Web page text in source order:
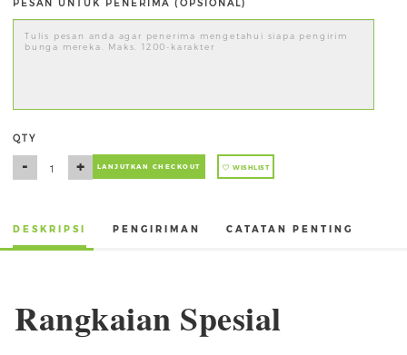
PESAN UNTUK PENERIMA (OPSIONAL)
QTY
- + LANJUTKAN CHECKOUT WISHLIST
DESKRIPSI PENGIRIMAN CATATAN PENTING
Rangkaian Spesial